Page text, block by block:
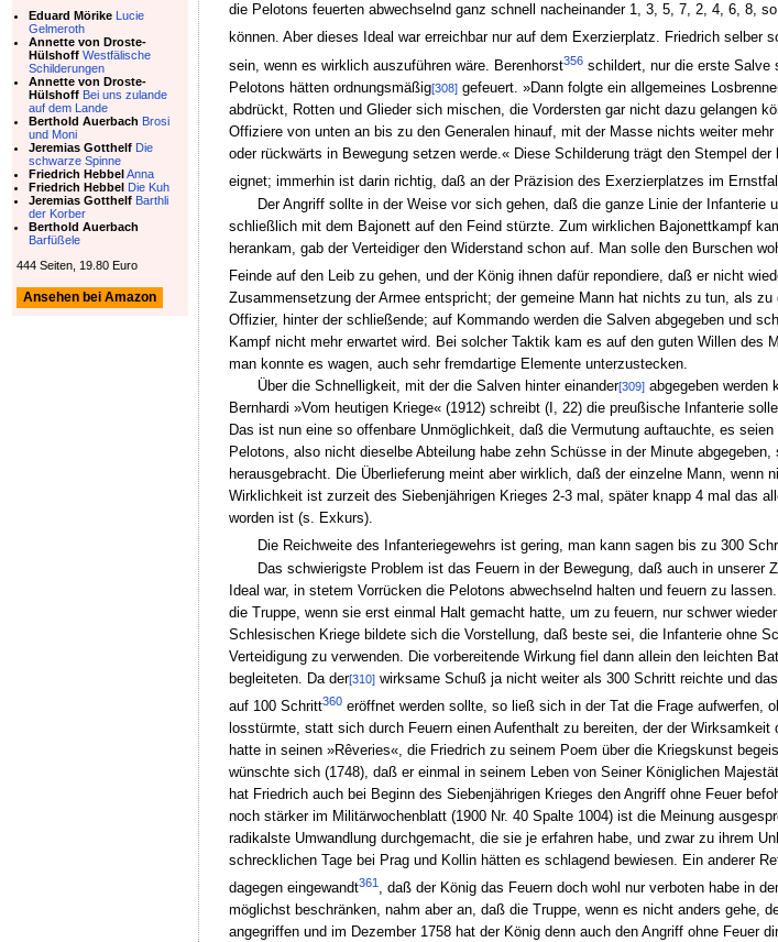
die Pelotons feuerten abwechselnd ganz schnell nacheinander 1, 3, 5, 7, 2, 4, 6, 8,
können. Aber dieses Ideal war erreichbar nur auf dem Exerzierplatz. Friedrich selber
sein, wenn es wirklich auszuführen wäre. Berenhorst356schildert, nur die erste Salve
Pelotons hätten ordnungsmäßig[308]gefeuert. »Dann folgte ein allgemeines
abdrückt, Rotten und Glieder sich mischen, die Vordersten gar nicht dazu gelangen
Offiziere von unten an bis zu den Generalen hinauf, mit der Masse nichts weiter
oder rückwärts in Bewegung setzen werde.« Diese Schilderung trägt den Stempel
eignet; immerhin ist darin richtig, daß an der Präzision des Exerzierplatzes im
Der Angriff sollte in der Weise vor sich gehen, daß die ganze Linie der Infanterie
schließlich mit dem Bajonett auf den Feind stürzte. Zum wirklichen Bajonettkampf
herankam, gab der Verteidiger den Widerstand schon auf. Man solle den Burschen
Feinde auf den Leib zu gehen, und der König ihnen dafür repondiere, daß er nicht
Zusammensetzung der Armee entspricht; der gemeine Mann hat nichts zu tun, als
Offizier, hinter der schließende; auf Kommando werden die Salven abgegeben und
Kampf nicht mehr erwartet wird. Bei solcher Taktik kam es auf den guten Willen des
man konnte es wagen, auch sehr fremdartige Elemente unterzustecken.
Über die Schnelligkeit, mit der die Salven hinter einander[309] abgegeben werden
Bernhardi »Vom heutigen Kriege« (1912) schreibt (I, 22) die preußische Infanterie
Das ist nun eine so offenbare Unmöglichkeit, daß die Vermutung auftauchte, es
Pelotons, also nicht dieselbe Abteilung habe zehn Schüsse in der Minute
herausgebracht. Die Überlieferung meint aber wirklich, daß der einzelne Mann,
Wirklichkeit ist zurzeit des Siebenjährigen Krieges 2-3 mal, später knapp 4 mal das
worden ist (s. Exkurs).
Die Reichweite des Infanteriegewehrs ist gering, man kann sagen bis zu 300
Das schwierigste Problem ist das Feuern in der Bewegung, daß auch in
Ideal war, in stetem Vorrücken die Pelotons abwechselnd halten und feuern zu
die Truppe, wenn sie erst einmal Halt gemacht hatte, um zu feuern, nur schwer
Schlesischen Kriege bildete sich die Vorstellung, daß beste sei, die Infanterie ohne
Verteidigung zu verwenden. Die vorbereitende Wirkung fiel dann allein den leichten
begleiteten. Da der[310]wirksame Schuß ja nicht weiter als 300 Schritt reichte und
auf 100 Schritt360eröffnet werden sollte, so ließ sich in der Tat die Frage aufwerfen,
losstürmte, statt sich durch Feuern einen Aufenthalt zu bereiten, der der
hatte in seinen »Rêveries«, die Friedrich zu seinem Poem über die Kriegskunst
wünschte sich (1748), daß er einmal in seinem Leben von Seiner Königlichen
hat Friedrich auch bei Beginn des Siebenjährigen Krieges den Angriff ohne Feuer
noch stärker im Militärwochenblatt (1900 Nr. 40 Spalte 1004) ist die Meinung
radikalste Umwandlung durchgemacht, die sie je erfahren habe, und zwar zu ihrem
schrecklichen Tage bei Prag und Kollin hätten es schlagend bewiesen. Ein anderer
dagegen eingewandt361, daß der König das Feuern doch wohl nur verboten habe in
möglichst beschränken, nahm aber an, daß die Truppe, wenn es nicht anders gehe,
angegriffen und im Dezember 1758 hat der König denn auch den Angriff ohne Feuer
Eduard Mörike Lucie
Gelmeroth
Annette von Droste-
Hülshoff Westfälische
Schilderungen
Annette von Droste-
Hülshoff Bei uns zulande
auf dem Lande
Berthold Auerbach Brosi
und Moni
Jeremias Gotthelf Die
schwarze Spinne
Friedrich HebbelAnna
Friedrich Hebbel Die Kuh
Jeremias Gotthelf Barthli
der Korber
Berthold Auerbach
Barfüßele
444 Seiten, 19.80 Euro
Ansehen bei Amazon